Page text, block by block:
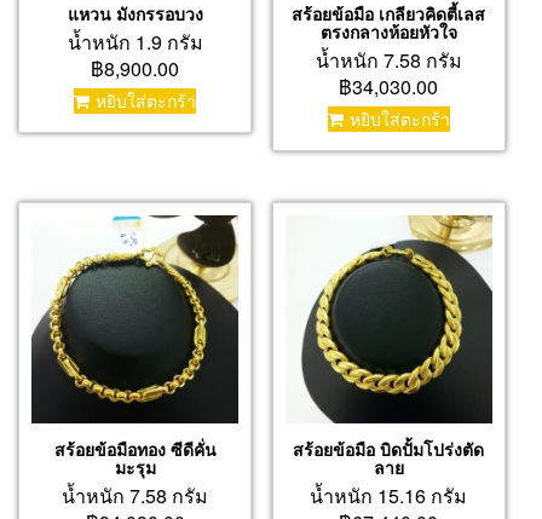
แหวน มังกรรอบวง
น้ำหนัก 1.9 กรัม
฿8,900.00
หยิบใส่ตะกร้า
สร้อยข้อมือ เกลียวคิดตี้เลส
ตรงกลางห้อยหัวใจ
น้ำหนัก 7.58 กรัม
฿34,030.00
หยิบใส่ตะกร้า
สร้อยข้อมือทอง ซีดีคั่น
มะรุม
น้ำหนัก 7.58 กรัม
สร้อยข้อมือ บิดปั้มโปร่งตัด
ลาย
น้ำหนัก 15.16 กรัม